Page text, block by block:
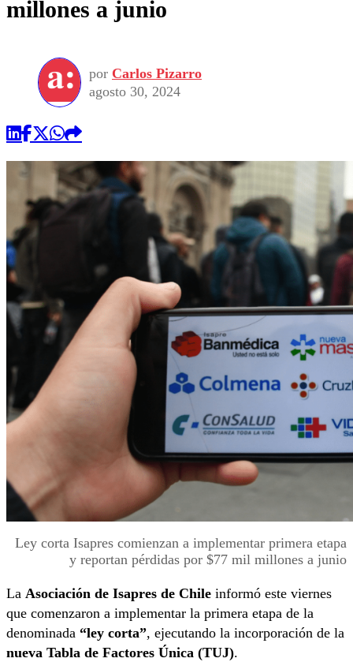
millones a junio
por Carlos Pizarro
agosto 30, 2024
Ley corta Isapres comienzan a implementar primera etapa
y reportan pérdidas por $77 mil millones a junio
La Asociación de Isapres de Chile informó este viernes
que comenzaron a implementar la primera etapa de la
denominada “ley corta”, ejecutando la incorporación de la
nueva Tabla de Factores Única (TUJ).